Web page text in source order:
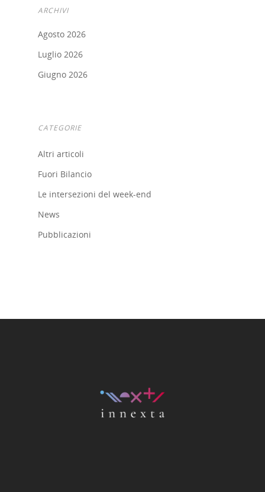
ARCHIVI
Agosto 2026
Luglio 2026
Giugno 2026
CATEGORIE
Altri articoli
Fuori Bilancio
Le intersezioni del week-end
News
Pubblicazioni